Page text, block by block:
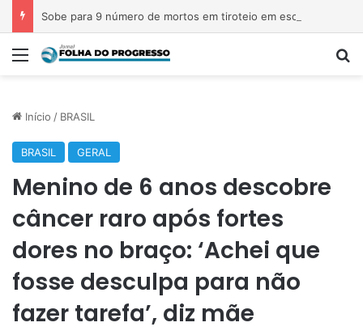
Menu
Início / BRASIL
BRASIL GERAL
Menino de 6 anos descobre
câncer raro após fortes
dores no braço: ‘Achei que
fosse desculpa para não
fazer tarefa’, diz mãe